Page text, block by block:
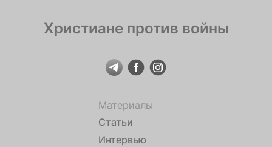
Христиане против войны
Материалы
Статьи
Интервью